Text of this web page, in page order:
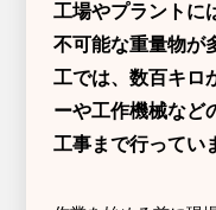
工場やプラントに
不可能な重量物が
工では、数百キロ
ーや工作機械など
工事まで行ってい